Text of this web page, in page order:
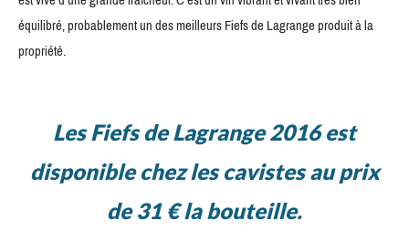
équilibré, probablement un des meilleurs Fiefs de Lagrange produit à la
propriété.
Les Fiefs de Lagrange 2016 est
disponible chez les cavistes au prix
de 31 € la bouteille.